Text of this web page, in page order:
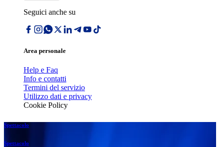
Seguici anche su
Area personale
Help e Faq
Info e contatti
Termini del servizio
Utilizzo dati e privacy
Cookie Policy
Spettacolo
Spettacolo